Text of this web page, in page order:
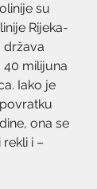
su
Rijeka-
država
40 milijuna
Iako je
ona se
i –